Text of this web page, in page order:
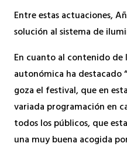
Entre estas actuaciones,
solución al sistema de
En cuanto al contenido
autonómica ha destacado
goza el festival, que en
variada programación en
todos los públicos, que
una muy buena acogida